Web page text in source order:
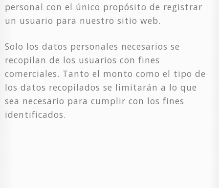
personal con el único propósito de registrar
un usuario para nuestro sitio web.
Solo los datos personales necesarios se
recopilan de los usuarios con fines
comerciales. Tanto el monto como el tipo de
los datos recopilados se limitarán a lo que
sea necesario para cumplir con los fines
identificados.